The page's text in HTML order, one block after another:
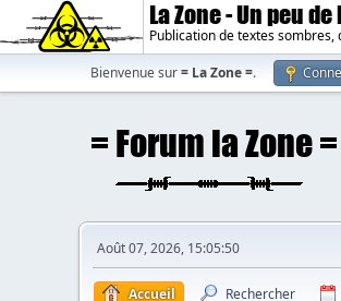
La Zone - Un peu
Publication de textes sombres,
Bienvenue sur= La Zone =.
Août 07, 2026, 15:05:50
Accueil Rechercher